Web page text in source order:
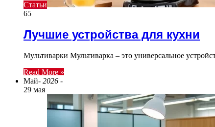
Статьи
65
Лучшие устройства для кухни
Мультиварки Мультиварка – это универсальное
Read More »
Май- 2026 -
29 мая